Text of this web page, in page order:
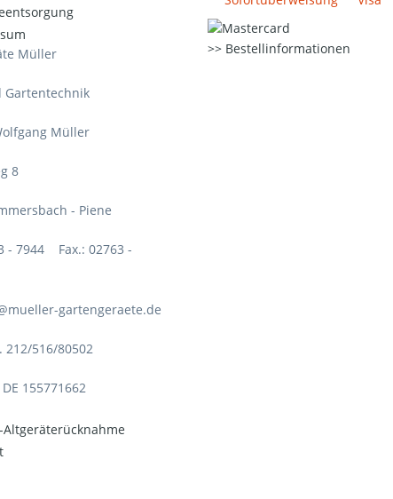
Müller
Gartentechnik
Müller
8
- Piene
- 7944 Fax.: 02763 -
gartengeraete.de
212/516/80502
155771662
Altgeräterücknahme
Bestellinformationen